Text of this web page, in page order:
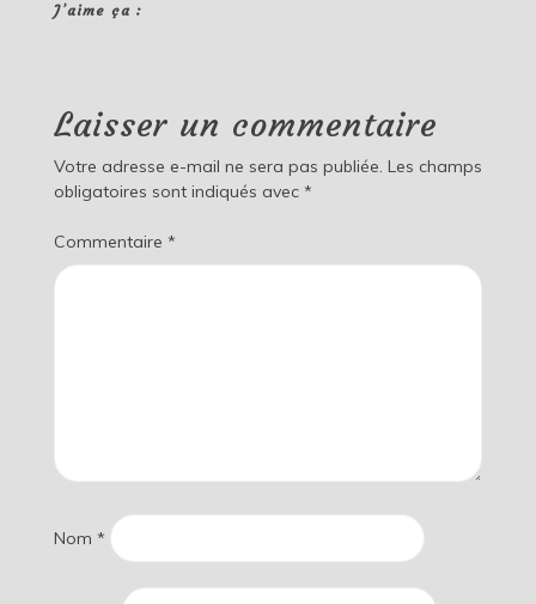
J’aime ça :
Laisser un commentaire
Votre adresse e-mail ne sera pas publiée. Les champs
obligatoires sont indiqués avec *
Commentaire *
Nom *